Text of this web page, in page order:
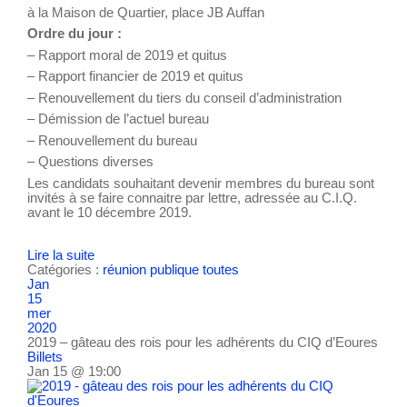
à la Maison de Quartier, place JB Auffan
Ordre du jour :
– Rapport moral de 2019 et quitus
– Rapport financier de 2019 et quitus
– Renouvellement du tiers du conseil d’administration
– Démission de l’actuel bureau
– Renouvellement du bureau
– Questions diverses
Les candidats souhaitant devenir membres du bureau sont
invités à se faire connaitre par lettre, adressée au C.I.Q.
avant le 10 décembre 2019.
Lire la suite
Catégories : réunion publique toutes
Jan
15
mer
2020
2019 – gâteau des rois pour les adhérents du CIQ d’Eoures
Billets
Jan 15 @ 19:00